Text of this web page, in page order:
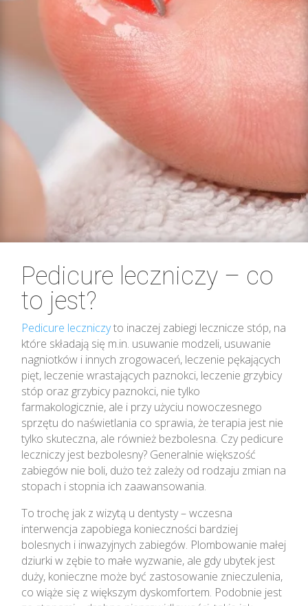
Pedicure leczniczy – co
to jest?
Pedicure leczniczyto inaczej zabiegi lecznicze stóp, na
które składają się m.in. usuwanie modzeli, usuwanie
nagniotków i innych zrogowaceń, leczenie pękających
pięt, leczenie wrastających paznokci, leczenie grzybicy
stóp oraz grzybicy paznokci, nie tylko
farmakologicznie, ale i przy użyciu nowoczesnego
sprzętu do naświetlania co sprawia, że terapia jest nie
tylko skuteczna, ale również bezbolesna. Czy pedicure
leczniczy jest bezbolesny? Generalnie większość
zabiegów nie boli, dużo też zależy od rodzaju zmian na
stopach i stopnia ich zaawansowania.
To trochę jak z wizytą u dentysty – wczesna
interwencja zapobiega konieczności bardziej
bolesnych i inwazyjnych zabiegów. Plombowanie małej
dziurki w zębie to małe wyzwanie, ale gdy ubytek jest
duży, konieczne może być zastosowanie znieczulenia,
co wiąże się z większym dyskomfortem. Podobnie jest